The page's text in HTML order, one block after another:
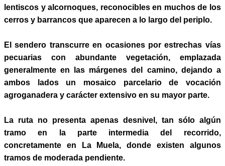
lentiscos y alcornoques, reconocibles en muchos de los
cerros y barrancos que aparecen a lo largo del periplo.
El sendero transcurre en ocasiones por estrechas vías
pecuarias con abundante vegetación, emplazada
generalmente en las márgenes del camino, dejando a
ambos
lados un mosaico parcelario de vocación
agroganadera y carácter extensivo en su mayor parte.
La ruta no presenta apenas desnivel, tan sólo algún
tramoen la parte intermedia del recorrido,
concretamente en La Muela, donde existen algunos
tramos de moderada pendiente.